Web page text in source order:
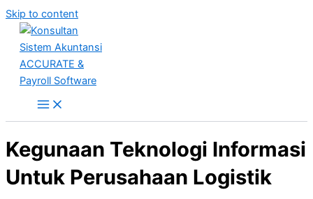
Skip to content
Kegunaan Teknologi Informasi
Untuk Perusahaan Logistik